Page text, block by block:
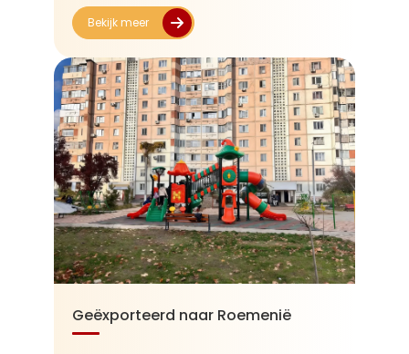
een verscheidenheid aan ex...
Bekijk meer
Geëxporteerd naar Roemenië